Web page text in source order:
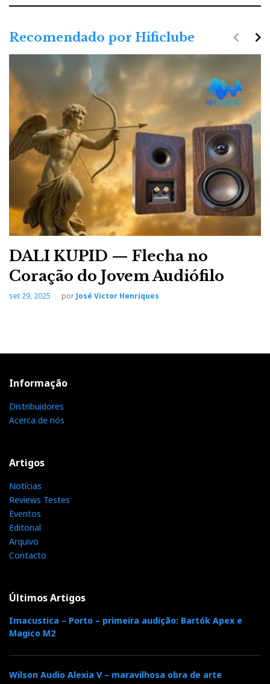
Recomendado por Hificlube
DALI KUPID — Flecha no
Coração do Jovem Audiófilo
set 29, 2025 porJosé Victor Henriques
navigate_next
navigate_before
Informação
Distribuidores
Acerca de nós
Artigos
Notícias
Reviews Testes
Eventos
Editorial
Arquivo
Contacto
Últimos Artigos
Imacustica – Porto – primeira audição: Bartók Apex e
Magico M2
Wilson Audio Alexia V – maravilhosa obra de arte